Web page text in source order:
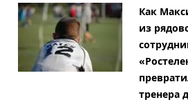
Как
из
тренера